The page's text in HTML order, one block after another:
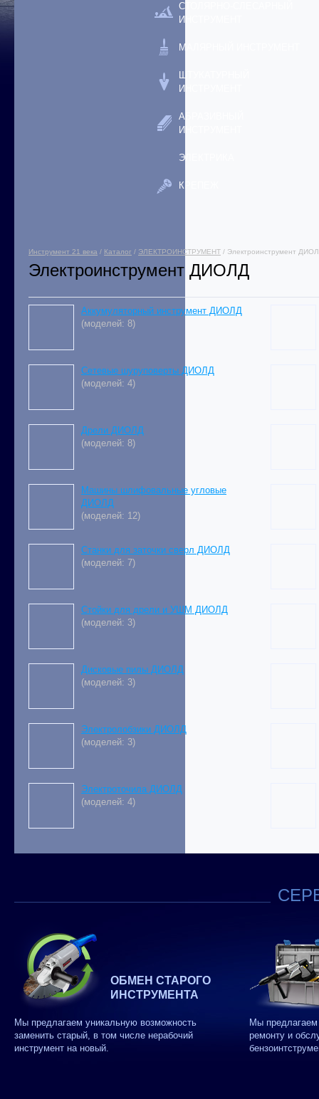
СТОЛЯРНО-СЛЕСАРНЫЙ
ИНСТРУМЕНТ
МАЛЯРНЫЙ ИНСТРУМЕНТ
ШТУКАТУРНЫЙ
ИНСТРУМЕНТ
АБРАЗИВНЫЙ
ИНСТРУМЕНТ
ЭЛЕКТРИКА
КРЕПЕЖ
Инструмент 21 века / Каталог / ЭЛЕКТРОИНСТРУМЕНТ / Электроинструмент
Электроинструмент ДИОЛД
Аккумуляторный инструмент ДИОЛД
(моделей: 8)
Сетевые шуруповерты ДИОЛД
(моделей: 4)
Дрели ДИОЛД
(моделей: 8)
Машины шлифовальные угловые
ДИОЛД
(моделей: 12)
Станки для заточки сверл ДИОЛД
(моделей: 7)
Стойки для дрели и УШМ ДИОЛД
(моделей: 3)
Дисковые пилы ДИОЛД
(моделей: 3)
Электролобзики ДИОЛД
(моделей: 3)
Электроточила ДИОЛД
(моделей: 4)
ОБМЕН СТАРОГО
ИНСТРУМЕНТА
Мы предлагаем уникальную возможность
заменить старый, в том числе нерабочий
инструмент на новый.
Мы
ремонту и